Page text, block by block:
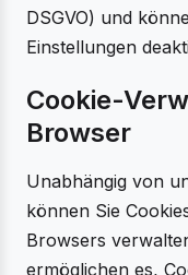
DSGVO) und
Einstellungen
Cookie-
Browser
Unabhängig von
können Sie
Browsers
ermöglichen es,